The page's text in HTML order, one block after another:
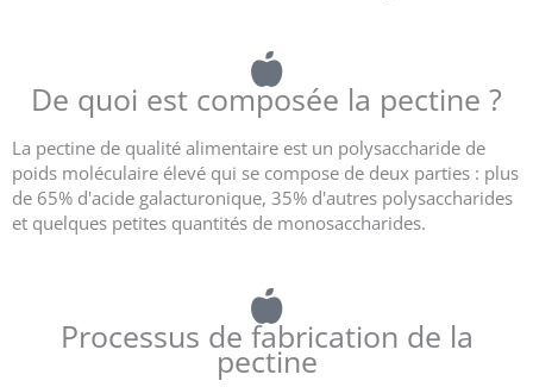
De quoi est composée la pectine ?
La pectine de qualité alimentaire est un polysaccharide de
poids moléculaire élevé qui se compose de deux parties : plus
de 65% d'acide galacturonique, 35% d'autres polysaccharides
et quelques petites quantités de monosaccharides.
Processus de fabrication de la
pectine